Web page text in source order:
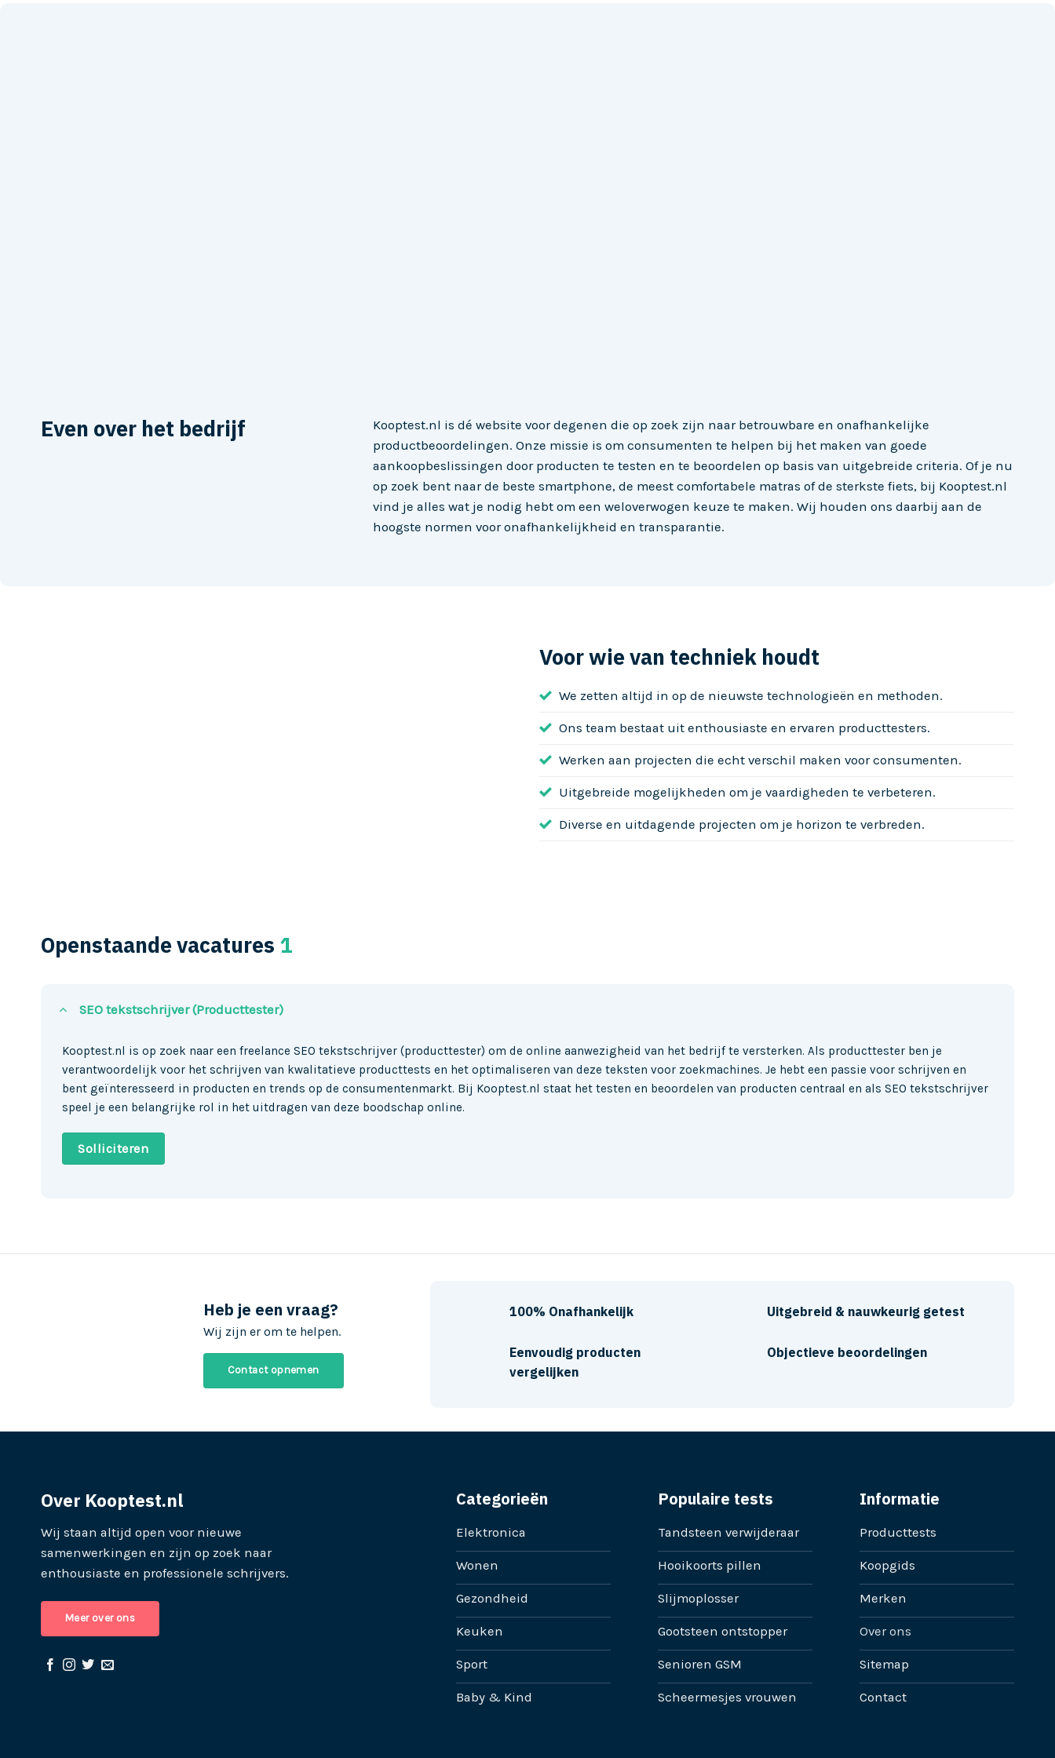
Even over het bedrijf
Kooptest.nl is dé website voor degenen die op zoek zijn naar betrouwbare en onafhankelijke
productbeoordelingen. Onze missie is om consumenten te helpen bij het maken van goede
aankoopbeslissingen door producten te testen en te beoordelen op basis van uitgebreide criteria. Of je nu
op zoek bent naar de beste smartphone, de meest comfortabele matras of de sterkste fiets, bij Kooptest.nl
vind je alles wat je nodig hebt om een weloverwogen keuze te maken. Wij houden ons daarbij aan de
hoogste normen voor onafhankelijkheid en transparantie.
Voor wie van techniek houdt
We zetten altijd in op de nieuwste technologieën en methoden.
Ons team bestaat uit enthousiaste en ervaren producttesters.
Werken aan projecten die echt verschil maken voor consumenten.
Uitgebreide mogelijkheden om je vaardigheden te verbeteren.
Diverse en uitdagende projecten om je horizon te verbreden.
Openstaande vacatures 1
SEO tekstschrijver (Producttester)
Kooptest.nl is op zoek naar een freelance SEO tekstschrijver (producttester) om de online aanwezigheid van het bedrijf te versterken. Als producttester ben je
verantwoordelijk voor het schrijven van kwalitatieve producttests en het optimaliseren van deze teksten voor zoekmachines. Je hebt een passie voor schrijven en
bent geïnteresseerd in producten en trends op de consumentenmarkt. Bij Kooptest.nl staat het testen en beoordelen van producten centraal en als SEO tekstschrijver
speel je een belangrijke rol in het uitdragen van deze boodschap online.
Solliciteren
Heb je een vraag?
Wij zijn er om te helpen.
Contact opnemen
100% Onafhankelijk
Eenvoudig producten
vergelijken
Uitgebreid & nauwkeurig getest
Objectieve beoordelingen
Over Kooptest.nl
Wij staan altijd open voor nieuwe
samenwerkingen en zijn op zoek naar
enthousiaste en professionele schrijvers.
Meer over ons
Categorieën
Elektronica
Wonen
Gezondheid
Keuken
Sport
Baby & Kind
Populaire tests
Tandsteen verwijderaar
Hooikoorts pillen
Slijmoplosser
Gootsteen ontstopper
Senioren GSM
Scheermesjes vrouwen
Informatie
Producttests
Koopgids
Merken
Over ons
Sitemap
Contact